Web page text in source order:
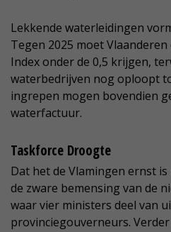
Lekkende waterleidingen
Tegen 2025 moet
Index onder de 0,5 krijgen,
waterbedrijven nog oploopt
ingrepen mogen bovendien
waterfactuur.
Taskforce Droogte
Dat het de Vlamingen ernst
de zware bemensing van de
waar vier ministers deel van
provinciegouverneurs.